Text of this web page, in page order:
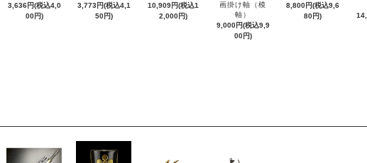
3,636円(税込4,0
00円)
3,773円(税込4,1
50円)
10,909円(税込1
2,000円)
画掛け軸（模
軸）
9,000円(税込9,9
00円)
8,800円(税込9,6
80円)